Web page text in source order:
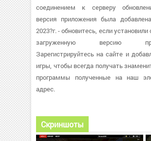
соединением к серверу
версия приложения была
2023?г. - обновитесь, если установили
загруженную версию
Зарегистрируйтесь на сайте и
игры, чтобы всегда получать
программы полученные на наш
адрес.
Скриншоты